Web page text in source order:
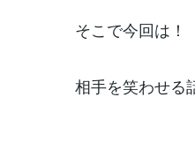
そこで今回は！
相手を笑わせる